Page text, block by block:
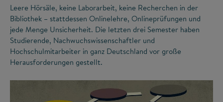
Leere Hörsäle, keine Laborarbeit, keine Recherchen in der
Bibliothek – stattdessen Onlinelehre, Onlineprüfungen und
jede Menge Unsicherheit. Die letzten drei Semester haben
Studierende, Nachwuchswissenschaftler und
Hochschulmitarbeiter in ganz Deutschland vor große
Herausforderungen gestellt.